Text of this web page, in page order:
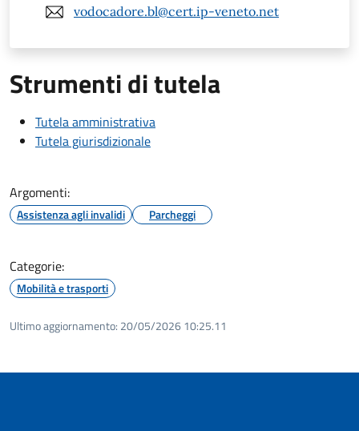
vodocadore.bl@cert.ip-veneto.net
Strumenti di tutela
Tutela amministrativa
Tutela giurisdizionale
Argomenti:
Assistenza agli invalidi Parcheggi
Categorie:
Mobilità e trasporti
Ultimo aggiornamento: 20/05/2026 10:25.11